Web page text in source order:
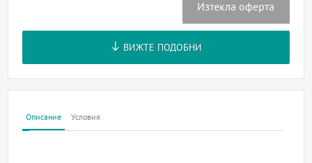
Изтекла оферта
ВИЖТЕ ПОДОБНИ
Описание Условия